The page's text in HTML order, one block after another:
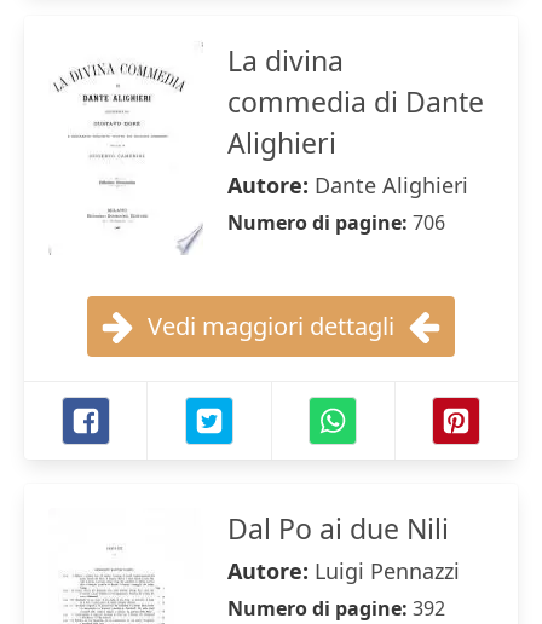
La divina
commedia di Dante
Alighieri
Autore: Dante Alighieri
Numero di pagine: 706
Vedi maggiori dettagli
Dal Po ai due Nili
Autore: Luigi Pennazzi
Numero di pagine: 392